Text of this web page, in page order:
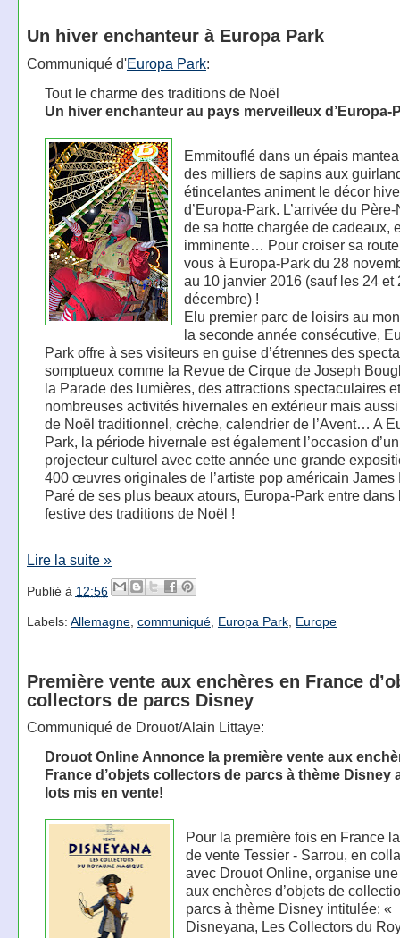
Un hiver enchanteur à Europa Park
Communiqué d'Europa Park:
Tout le charme des traditions de Noël
Un hiver enchanteur au pays merveilleux d’Europa-
Emmitouflé dans un épais
des milliers de sapins aux
étincelantes animent le décor
d’Europa-Park. L’arrivée du
de sa hotte chargée de cadeaux,
imminente… Pour croiser sa
vous à Europa-Park du 28
au 10 janvier 2016 (sauf les 24 et
décembre) !
Elu premier parc de loisirs au
la seconde année consécutive,
Park offre à ses visiteurs en guise d’étrennes des
somptueux comme la Revue de Cirque de Joseph
la Parade des lumières, des attractions spectaculaires
nombreuses activités hivernales en extérieur mais
de Noël traditionnel, crèche, calendrier de l’Avent… A
Park, la période hivernale est également l’occasion
projecteur culturel avec cette année une grande
400 œuvres originales de l’artiste pop américain James
Paré de ses plus beaux atours, Europa-Park entre dans
festive des traditions de Noël !
Lire la suite »
Publié à 12:56
Labels: Allemagne, communiqué, Europa Park, Europe
Première vente aux enchères en France
collectors de parcs Disney
Communiqué de Drouot/Alain Littaye:
Drouot Online Annonce la première vente aux
France d’objets collectors de parcs à thème Disney
lots mis en vente!
Pour la première fois en France
de vente Tessier - Sarrou, en
avec Drouot Online, organise
aux enchères d’objets de
parcs à thème Disney intitulée: «
Disneyana, Les Collectors du